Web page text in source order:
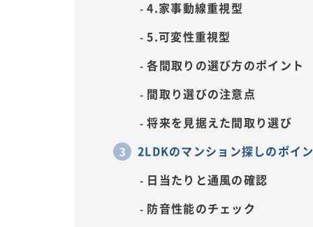
4.家事動線重視型
5.可変性重視型
各間取りの選び方のポイント
間取り選びの注意点
将来を見据えた間取り選び
2LDKのマンション探しのポイ
日当たりと通風の確認
防音性能のチェック